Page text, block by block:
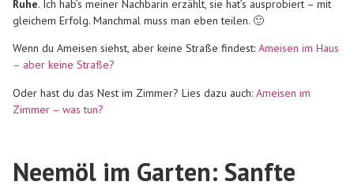
Ruhe. Ich hab’s meiner Nachbarin erzählt, sie hat’s ausprobiert – mit
gleichem Erfolg. Manchmal muss man eben teilen. 🙂
Wenn du Ameisen siehst, aber keine Straße findest: Ameisen im Haus
– aber keine Straße?
Oder hast du das Nest im Zimmer? Lies dazu auch: Ameisen im
Zimmer – was tun?
Neemöl im Garten: Sanfte